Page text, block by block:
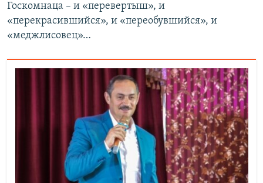
Госкомнаца – и «перевертыш», и
«перекрасившийся», и «переобувшийся», и
«меджлисовец»…